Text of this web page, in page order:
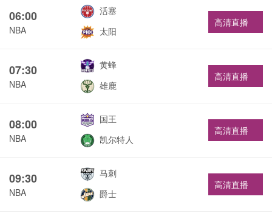
06:00
NBA
活塞
太阳
高清直播
07:30
NBA
黄蜂
雄鹿
高清直播
08:00
NBA
国王
凯尔特人
高清直播
09:30
NBA
马刺
爵士
高清直播